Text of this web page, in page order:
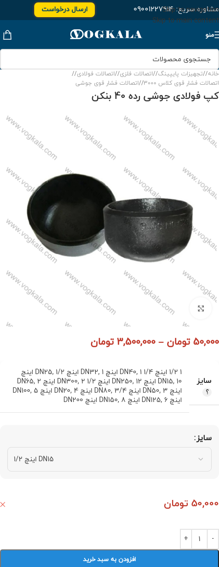
Skip to navigation
Skip to main content
مشاوره سریع:۰۹۰۰۱۲۲۷۹۱۴ ارسال درخواست
منو
خانه/ تجهیزات پایپینگ/ اتصالات فلزی/ اتصالات فولادی/
اتصالات فشار قوی کلاس 3000
/ اتصالات فشار قوی جوشی
کپ فولادی جوشی رده 40 بنکن
برای بزرگنمایی کلیک کنید
50,000 تومان –
3,500,000 تومان
سایز
1 1/2 اینچ DN40 , 1 1/4 اینچ DN32 , 1 اینچ DN25 ,
1/2 اینچ
DN15, 10 اینچ DN250 , 12 اینچ DN300 , 2 1/2 اینچ DN65 , 2
اینچ DN50
, 3 اینچ DN80 , 3/4 اینچ DN20 , 4 اینچ DN100 , 5
اینچ DN125
, 6 اینچ DN150 , 8 اینچ DN200
سایز
50,000 تومان
افزودن به سبد خرید